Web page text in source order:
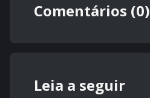
Comentários (0)
Leia a seguir